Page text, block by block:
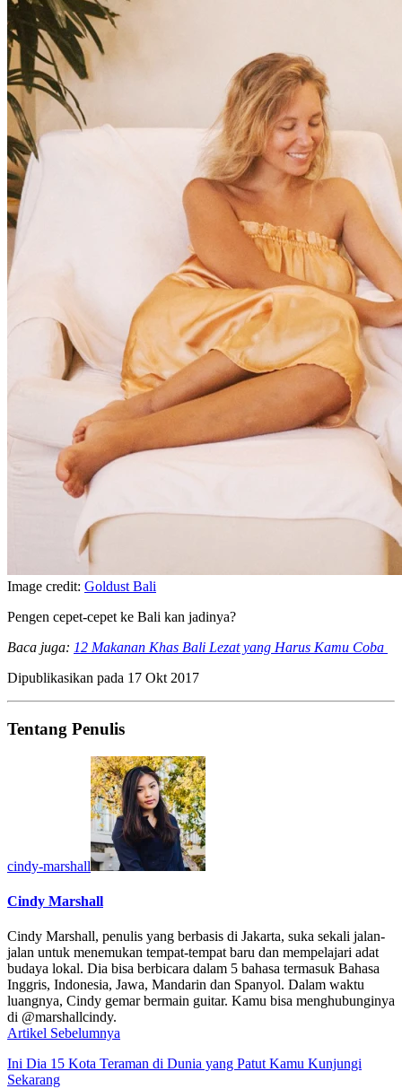
Image credit: Goldust Bali
Pengen cepet-cepet ke Bali kan jadinya?
Baca juga: 12 Makanan Khas Bali Lezat yang Harus Kamu Coba
Dipublikasikan pada 17 Okt 2017
Tentang Penulis
cindy-marshall
Cindy Marshall
Cindy Marshall, penulis yang berbasis di Jakarta, suka sekali jalan-
jalan untuk menemukan tempat-tempat baru dan mempelajari adat
budaya lokal. Dia bisa berbicara dalam 5 bahasa termasuk Bahasa
Inggris, Indonesia, Jawa, Mandarin dan Spanyol. Dalam waktu
luangnya, Cindy gemar bermain guitar. Kamu bisa menghubunginya
di @marshallcindy.
Artikel Sebelumnya
Ini Dia 15 Kota Teraman di Dunia yang Patut Kamu Kunjungi
Sekarang